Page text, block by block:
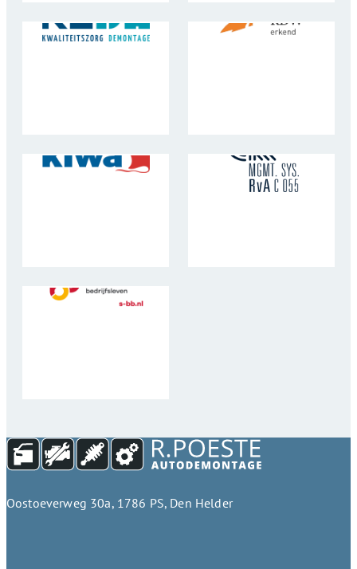
Oostoeverweg 30a, 1786 PS, Den Helder